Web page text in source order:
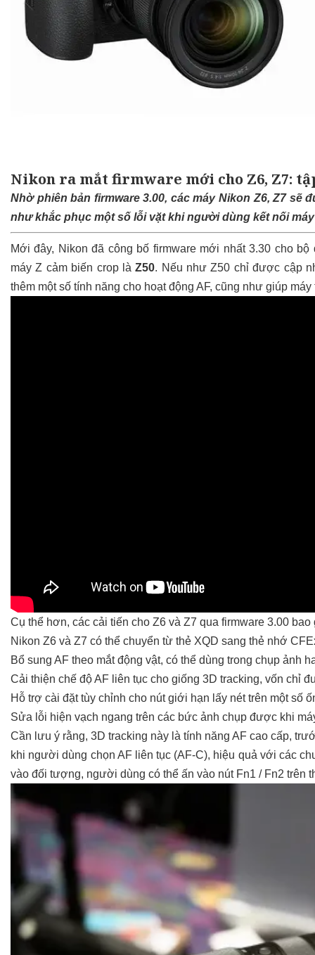
Nikon ra mắt firmware mới cho Z6, Z7:
Nhờ phiên bản firmware 3.00, các máy Nikon Z6, Z7 sẽ
như khắc phục một số lỗi vặt khi người dùng kết nối
Mới đây, Nikon đã công bố firmware mới nhất 3.30 cho
máy Z cảm biến crop làZ50. Nếu như Z50 chỉ được cập
thêm một số tính năng cho hoạt động AF, cũng như giúp
Cụ thể hơn, các cải tiến cho Z6 và Z7 qua firmware 3.00 bao
Nikon Z6 và Z7 có thể chuyển từ thẻ XQD sang thẻ nhớ
Bổ sung AF theo mắt động vật, có thể dùng trong chụp ảnh
Cải thiện chế độ AF liên tục cho giống 3D tracking, vốn chỉ
Hỗ trợ cài đặt tùy chỉnh cho nút giới hạn lấy nét trên một số
Sửa lỗi hiện vạch ngang trên các bức ảnh chụp được khi
Cần lưu ý rằng, 3D tracking này là tính năng AF cao cấp,
khi người dùng chọn AF liên tục (AF-C), hiệu quả với các
vào đối tượng, người dùng có thể ấn vào nút Fn1 / Fn2 trên